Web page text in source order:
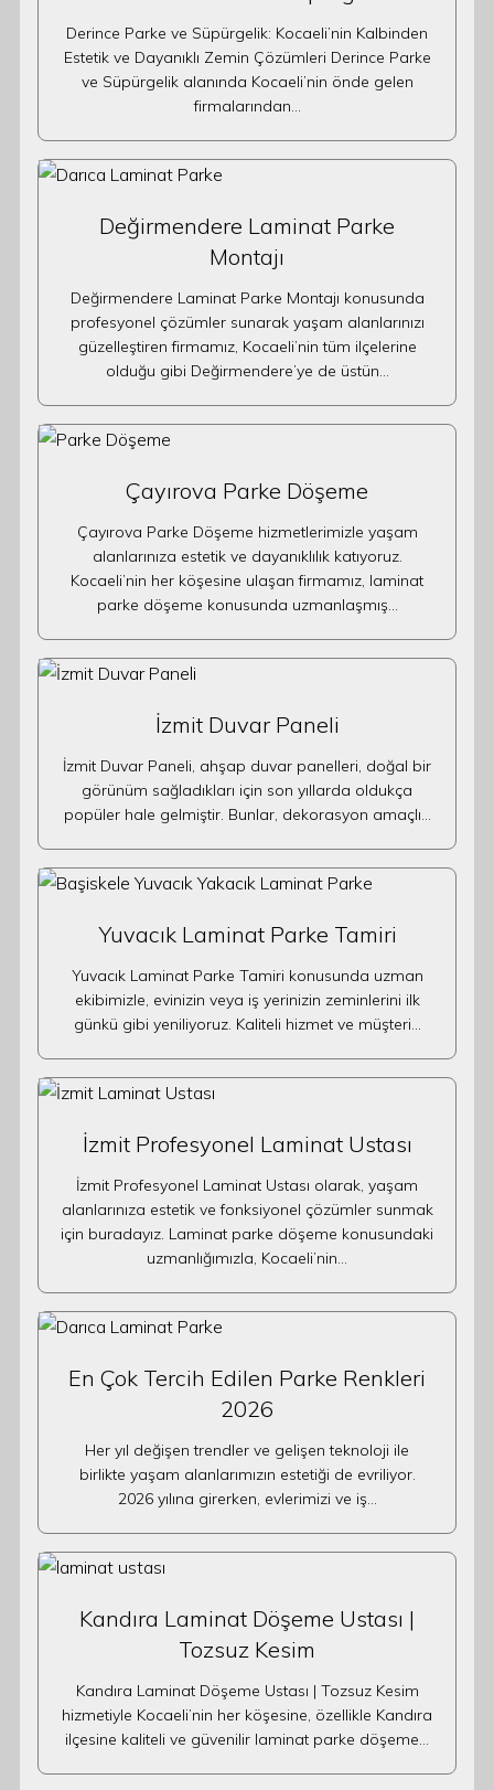
Derince Parke ve Süpürgelik: Kocaeli’nin Kalbinden
Estetik ve Dayanıklı Zemin Çözümleri Derince Parke
ve Süpürgelik alanında Kocaeli’nin önde gelen
firmalarından…
Değirmendere Laminat Parke
Montajı
Değirmendere Laminat Parke Montajı konusunda
profesyonel çözümler sunarak yaşam alanlarınızı
güzelleştiren firmamız, Kocaeli’nin tüm ilçelerine
olduğu gibi Değirmendere’ye de üstün…
Çayırova Parke Döşeme
Çayırova Parke Döşeme hizmetlerimizle yaşam
alanlarınıza estetik ve dayanıklılık katıyoruz.
Kocaeli’nin her köşesine ulaşan firmamız, laminat
parke döşeme konusunda uzmanlaşmış…
İzmit Duvar Paneli
İzmit Duvar Paneli, ahşap duvar panelleri, doğal bir
görünüm sağladıkları için son yıllarda oldukça
popüler hale gelmiştir. Bunlar, dekorasyon amaçlı…
Yuvacık Laminat Parke Tamiri
Yuvacık Laminat Parke Tamiri konusunda uzman
ekibimizle, evinizin veya iş yerinizin zeminlerini ilk
günkü gibi yeniliyoruz. Kaliteli hizmet ve müşteri…
İzmit Profesyonel Laminat Ustası
İzmit Profesyonel Laminat Ustası olarak, yaşam
alanlarınıza estetik ve fonksiyonel çözümler sunmak
için buradayız. Laminat parke döşeme konusundaki
uzmanlığımızla, Kocaeli’nin…
En Çok Tercih Edilen Parke Renkleri
2026
Her yıl değişen trendler ve gelişen teknoloji ile
birlikte yaşam alanlarımızın estetiği de evriliyor.
2026 yılına girerken, evlerimizi ve iş…
Kandıra Laminat Döşeme Ustası |
Tozsuz Kesim
Kandıra Laminat Döşeme Ustası | Tozsuz Kesim
hizmetiyle Kocaeli’nin her köşesine, özellikle Kandıra
ilçesine kaliteli ve güvenilir laminat parke döşeme…